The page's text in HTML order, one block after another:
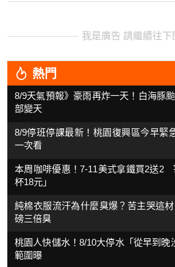
我是廣告 請繼續往下
熱門
8/9天氣預報》豪雨再炸一天！白海豚
部變天
8/9停班停課最新！桃園復興區今早
一次看
本周咖啡優惠！7-11美式拿鐵買2送2
杯18元」
純棉衣服流汗為什麼臭爆？苦主哭這
磅三倍臭
桃園人快儲水！8/10大停水「從早到
範圍曝